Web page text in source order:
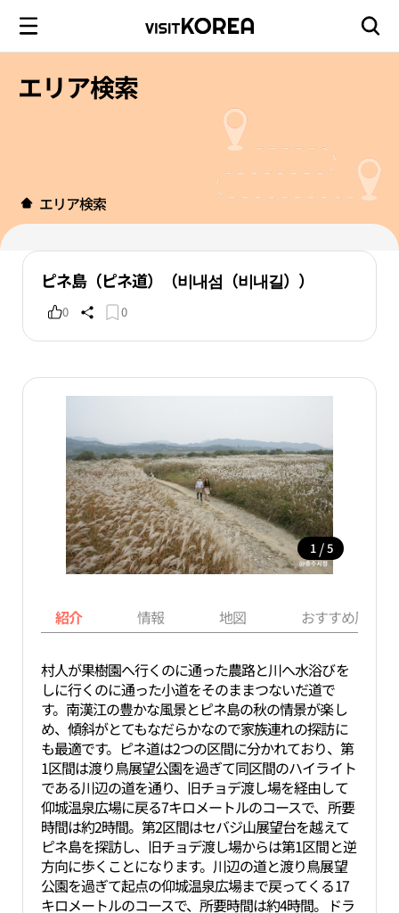
エリア検索
エリア検索
ピネ島（ピネ道）（비내섬（비내길））
0 0
1 / 5
紹介 情報 地図 おすすめ周辺
村人が果樹園へ行くのに通った農路と川へ水浴びを
しに行くのに通った小道をそのままつないだ道で
す。南漢江の豊かな風景とピネ島の秋の情景が楽し
め、傾斜がとてもなだらかなので家族連れの探訪に
も最適です。ピネ道は2つの区間に分かれており、第
1区間は渡り鳥展望公園を過ぎて同区間のハイライト
である川辺の道を通り、旧チョデ渡し場を経由して
仰城温泉広場に戻る7キロメートルのコースで、所要
時間は約2時間。第2区間はセバジ山展望台を越えて
ピネ島を探訪し、旧チョデ渡し場からは第1区間と逆
方向に歩くことになります。川辺の道と渡り鳥展望
公園を過ぎて起点の仰城温泉広場まで戻ってくる17
キロメートルのコースで、所要時間は約4時間。ドラ